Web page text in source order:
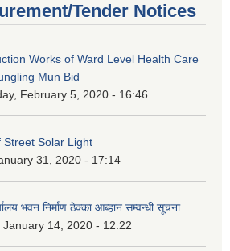
Tender Notices
Works of Ward Level Health Care
Mun Bid
February 5, 2020 - 16:46
Solar Light
31, 2020 - 17:14
भवन निर्माण ठेक्का आब्हान सम्वन्धी सूचना
January 14, 2020 - 12:22